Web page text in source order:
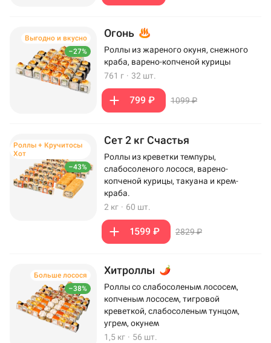
–27%
Выгодно и вкусно Огонь
Роллы из жареного окуня, снежного
краба, варено-копченой курицы
761 г · 32 шт.
799 ₽ 1099 ₽
–43%
Роллы + Кручитосы
Хот
Сет 2 кг Счастья
Роллы из креветки темпуры,
слабосоленого лосося, варено-
копченой курицы, такуана и крем-
краба.
2 кг · 60 шт.
1599 ₽ 2829 ₽
–38%
Больше лосося Хитроллы
Роллы со слабосоленым лососем,
копченым лососем, тигровой
креветкой, слабосоленым тунцом,
угрем, окунем
1,5 кг · 56 шт.